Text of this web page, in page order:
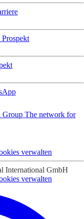
App
Group The network for
verwalten
International GmbH
verwalten